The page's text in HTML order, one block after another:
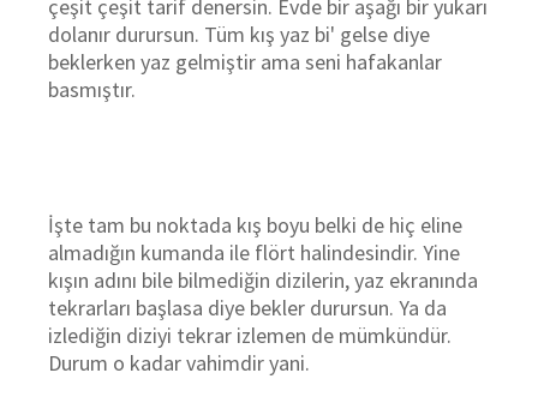
çeşit çeşit tarif denersin. Evde bir aşağı bir yukarı
dolanır durursun. Tüm kış yaz bi' gelse diye
beklerken yaz gelmiştir ama seni hafakanlar
basmıştır.
İşte tam bu noktada kış boyu belki de hiç eline
almadığın kumanda ile flört halindesindir. Yine
kışın adını bile bilmediğin dizilerin, yaz ekranında
tekrarları başlasa diye bekler durursun. Ya da
izlediğin diziyi tekrar izlemen de mümkündür.
Durum o kadar vahimdir yani.